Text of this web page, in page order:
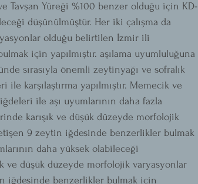
Tavşan Yüreği %100 benzer olduğu için KD-
düşünülmüştür. Her iki çalışma da
olduğu belirtilen İzmir ili
için yapılmıştır. aşılama uyumluluğuna
sırasıyla önemli zeytinyağı ve sofralık
karşılaştırma yapılmıştır. Memecik ve
ile aşı uyumlarının daha fazla
karışık ve düşük düzeyde morfolojik
9 zeytin iğdesinde benzerlikler bulmak
daha yüksek olabileceği
ve düşük düzeyde morfolojik varyasyonlar
iğdesinde benzerlikler bulmak için